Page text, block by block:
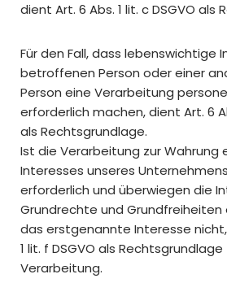
dient Art. 6 Abs. 1 lit. c DSGVO als
Für den Fall, dass lebenswichtige
betroffenen Person oder einer
Person eine Verarbeitung
erforderlich machen, dient Art. 6
als Rechtsgrundlage.
Ist die Verarbeitung zur
Interesses unseres
erforderlich und überwiegen die
Grundrechte und
das erstgenannte Interesse
1 lit. f DSGVO als
Verarbeitung.